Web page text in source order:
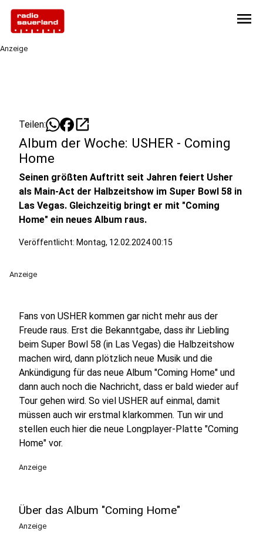
menu
Anzeige
Teilen: open_in_new
Album der Woche: USHER - Coming
Home
Seinen größten Auftritt seit Jahren feiert Usher
als Main-Act der Halbzeitshow im Super Bowl 58 in
Las Vegas. Gleichzeitig bringt er mit "Coming
Home" ein neues Album raus.
Veröffentlicht: Montag, 12.02.2024 00:15
Anzeige
Fans von USHER kommen gar nicht mehr aus der
Freude raus. Erst die Bekanntgabe, dass ihr Liebling
beim Super Bowl 58 (in Las Vegas) die Halbzeitshow
machen wird, dann plötzlich neue Musik und die
Ankündigung für das neue Album "Coming Home" und
dann auch noch die Nachricht, dass er bald wieder auf
Tour gehen wird. So viel USHER auf einmal, damit
müssen auch wir erstmal klarkommen. Tun wir und
stellen euch hier die neue Longplayer-Platte "Coming
Home" vor.
Anzeige
Über das Album "Coming Home"
Anzeige